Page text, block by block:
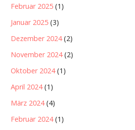
Februar 2025 (1)
Januar 2025 (3)
Dezember 2024(2)
November 2024(2)
Oktober 2024(1)
April 2024(1)
März 2024(4)
Februar 2024(1)